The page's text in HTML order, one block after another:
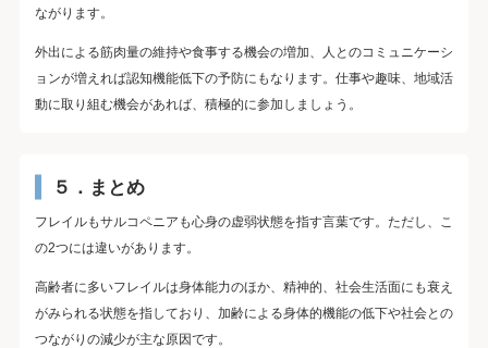
ながります。
外出による筋肉量の維持や食事する機会の増加、人とのコミュニケーシ
ョンが増えれば認知機能低下の予防にもなります。仕事や趣味、地域活
動に取り組む機会があれば、積極的に参加しましょう。
５．まとめ
フレイルもサルコペニアも心身の虚弱状態を指す言葉です。ただし、こ
の2つには違いがあります。
高齢者に多いフレイルは身体能力のほか、精神的、社会生活面にも衰え
がみられる状態を指しており、加齢による身体的機能の低下や社会との
つながりの減少が主な原因です。